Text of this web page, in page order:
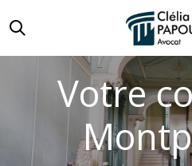
au
contenu
Votre